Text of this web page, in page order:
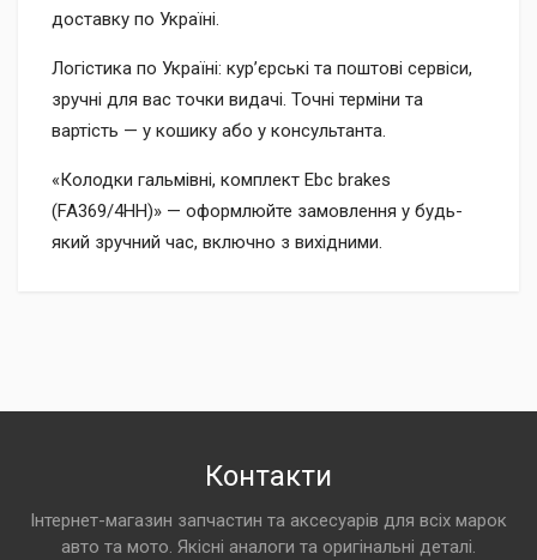
доставку по Україні.
Логістика по Україні: кур’єрські та поштові сервіси,
зручні для вас точки видачі. Точні терміни та
вартість — у кошику або у консультанта.
«Колодки гальмівні, комплект Ebc brakes
(FA369/4HH)» — оформлюйте замовлення у будь-
який зручний час, включно з вихідними.
Контакти
Інтернет-магазин запчастин та аксесуарів для всіх марок
авто та мото. Якісні аналоги та оригінальні деталі.